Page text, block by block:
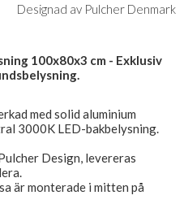
Designad av Pulcher Denmark
100x80x3 cm - Exklusiv
med solid aluminium
3000K LED-bakbelysning.
Design, levereras
är monterade i mitten på